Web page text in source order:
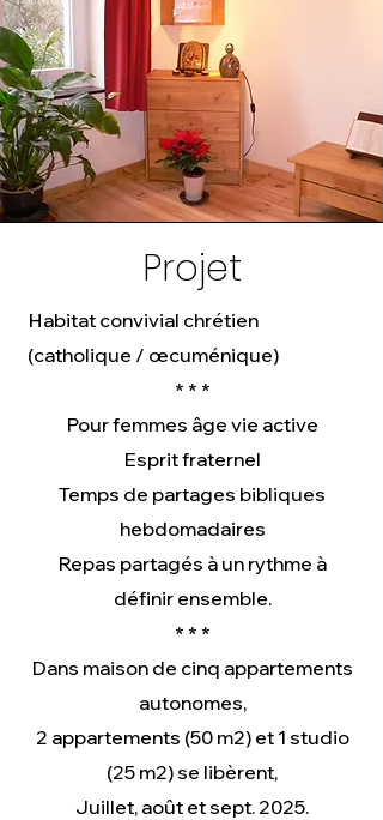
Projet
Habitat convivial chrétien
(catholique / œcuménique)
* * *
Pour femmes âge vie active
Esprit fraternel
Temps de partages bibliques
hebdomadaires
Repas partagés à un rythme à
définir ensemble.
* * *
Dans maison de cinq appartements
autonomes,
2 appartements (50 m2) et 1 studio
(25 m2) se libèrent,
Juillet, août et sept. 2025.